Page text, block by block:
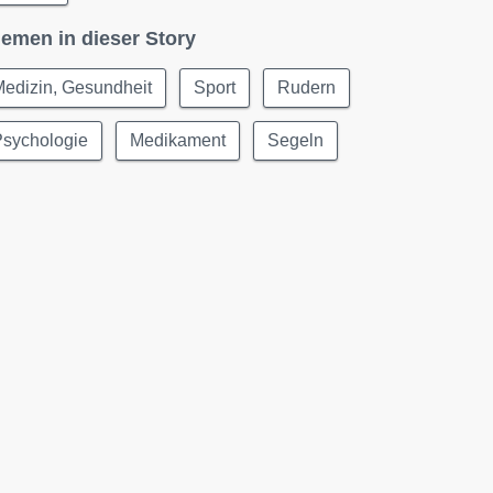
in dieser Story
Gesundheit Sport Rudern
Medikament Segeln